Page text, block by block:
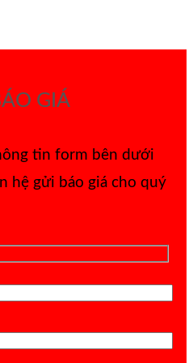
GIÁ
tin form bên dưới
hệ gửi báo giá cho quý